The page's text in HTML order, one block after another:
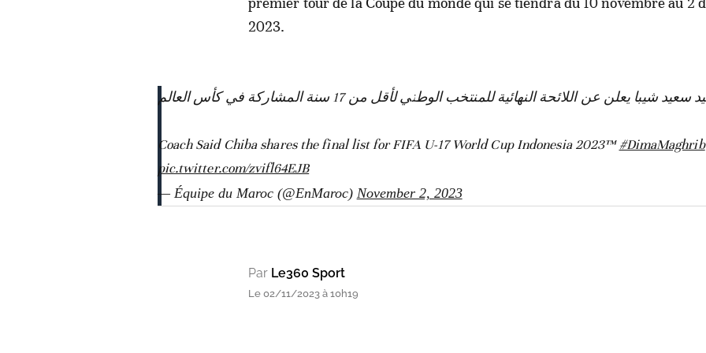
2023.
سعيد شيبا يعلن عن اللائحة النهائية للمنتخب الوطني لأقل من 17 سنة المشاركة في كأس العالم
#DimaMaghrib
pic.twitter.com/zvifl64EJB
— Équipe du Maroc (@EnMaroc) November 2, 2023
Par Le360 Sport
Le 02/11/2023 à 10h19